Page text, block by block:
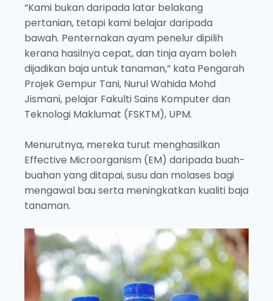
“Kami bukan daripada latar belakang
pertanian, tetapi kami belajar daripada
bawah. Penternakan ayam penelur dipilih
kerana hasilnya cepat, dan tinja ayam boleh
dijadikan baja untuk tanaman,” kata Pengarah
Projek Gempur Tani, Nurul Wahida Mohd
Jismani, pelajar Fakulti Sains Komputer dan
Teknologi Maklumat (FSKTM), UPM.
Menurutnya, mereka turut menghasilkan
Effective Microorganism (EM) daripada buah-
buahan yang ditapai, susu dan molases bagi
mengawal bau serta meningkatkan kualiti baja
tanaman.